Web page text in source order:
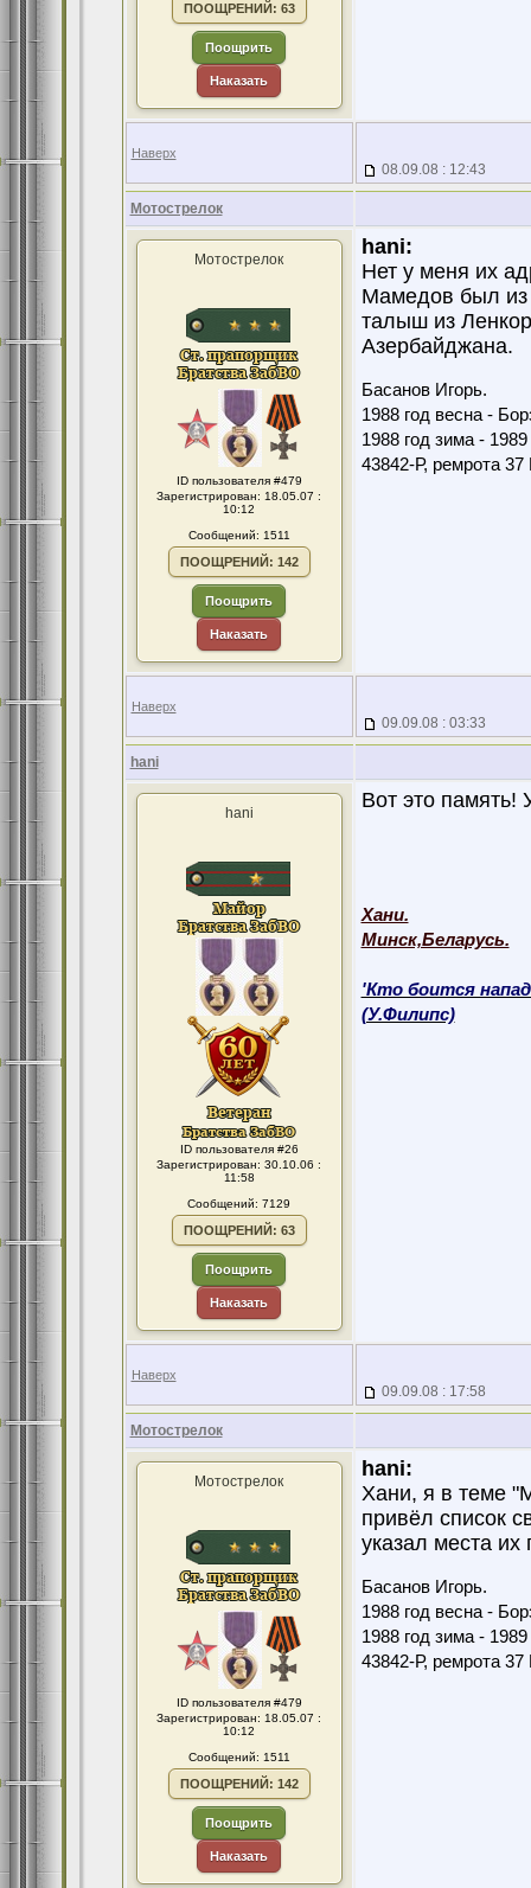
ПООЩРЕНИЙ: 63
Поощрить
Наказать
Наверх
08.09.08 : 12:43
Мотострелок
Мотострелок
ID пользователя #479
Зарегистрирован: 18.05.07 :
10:12
Сообщений: 1511
ПООЩРЕНИЙ: 142
Поощрить
Наказать
hani:
Нет у меня их
Мамедов был из
талыш из
Азербайджана.
Басанов Игорь.
1988 год весна -
1988 год зима -
43842-Р, ремрота
Наверх
09.09.08 : 03:33
hani
hani
ID пользователя #26
Зарегистрирован: 30.10.06 :
11:58
Сообщений: 7129
ПООЩРЕНИЙ: 63
Поощрить
Наказать
Вот это память!
Хани.
Минск,Беларусь.
'Кто боится
(У.Филипс)
Наверх
09.09.08 : 17:58
Мотострелок
Мотострелок
ID пользователя #479
Зарегистрирован: 18.05.07 :
10:12
Сообщений: 1511
ПООЩРЕНИЙ: 142
Поощрить
Наказать
hani:
Хани, я в теме
привёл список
указал места
Басанов Игорь.
1988 год весна -
1988 год зима -
43842-Р, ремрота